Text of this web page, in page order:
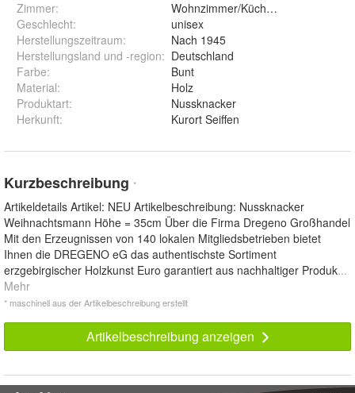
Zimmer:
Wohnzimmer/Küche/ Schlafzimmer/
Geschlecht:
unisex
Herstellungszeitraum:
Nach 1945
Herstellungsland und -region: Deutschland
Farbe:
Bunt
Material:
Holz
Produktart:
Nussknacker
Herkunft: Kurort Seiffen
Kurzbeschreibung *
Artikeldetails Artikel: NEU Artikelbeschreibung: Nussknacker
Weihnachtsmann Höhe = 35cm Über die Firma Dregeno Großhandel
Mit den Erzeugnissen von 140 lokalen Mitgliedsbetrieben bietet
Ihnen die DREGENO eG das authentischste Sortiment
erzgebirgischer Holzkunst Euro garantiert aus nachhaltiger Produk...
Mehr
* maschinell aus der Artikelbeschreibung erstellt
Artikelbeschreibung anzeigen